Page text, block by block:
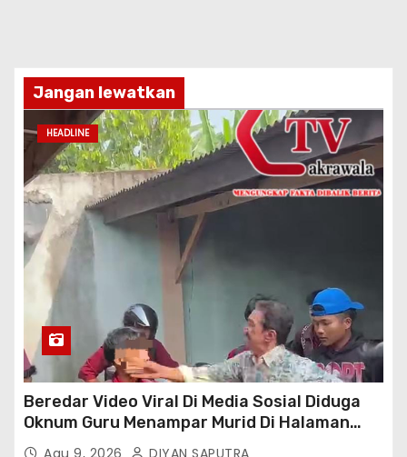
Jangan lewatkan
HEADLINE
Beredar Video Viral Di Media Sosial Diduga
Oknum Guru Menampar Murid Di Halaman
Parkir Sekolah